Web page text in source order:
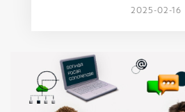
2025-02-16